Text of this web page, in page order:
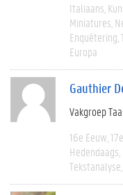
Italiaans
Miniatures
Enquêtering
Europa
Gauthier
Vakgroep
16e Eeuw
Hedendaags
Tekstanalyse